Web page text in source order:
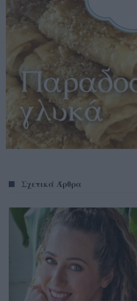
Σχετικά Άρθρα